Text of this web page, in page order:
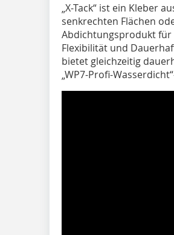
„X-Tack“ ist ein Kleber
senkrechten Flächen
Abdichtungsprodukt für
Flexibilität und
bietet gleichzeitig
„WP7-Profi-